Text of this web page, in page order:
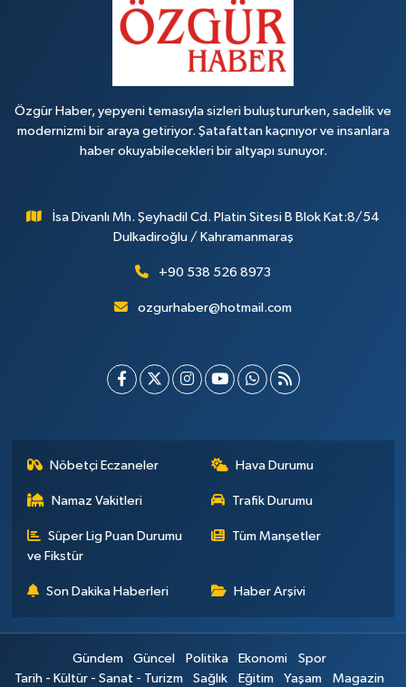
Özgür Haber, yepyeni temasıyla sizleri buluştururken, sadelik ve
modernizmi bir araya getiriyor. Şatafattan kaçınıyor ve insanlara
haber okuyabilecekleri bir altyapı sunuyor.
İsa Divanlı Mh. Şeyhadil Cd. Platin Sitesi B Blok Kat:8/54
Dulkadiroğlu / Kahramanmaraş
+90 538 526 8973
ozgurhaber@hotmail.com
Nöbetçi Eczaneler Hava Durumu
Namaz Vakitleri Trafik Durumu
Süper Lig Puan Durumu
ve Fikstür
Tüm Manşetler
Son Dakika Haberleri Haber Arşivi
Gündem Güncel Politika Ekonomi
Spor
Tarih - Kültür - Sanat - Turizm
Sağlık Eğitim Yaşam Magazin